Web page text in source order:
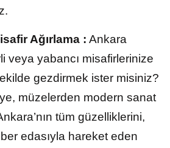
Ağırlama : Ankara
veya yabancı misafirlerinize
gezdirmek ister misiniz?
müzelerden modern sanat
tüm güzelliklerini,
edasıyla hareket eden